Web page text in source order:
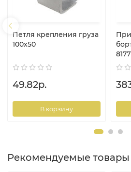
Петля крепления груза
100х50
49.82р.
В корзину
Рекомендуемые товары